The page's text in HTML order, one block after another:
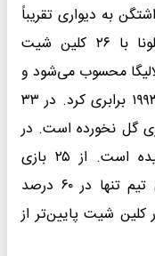
به دیواری تقریباً
نفوذناپذیر تبدیل شده بود. آن بارسلونا با ۲۶ کلین شیت
محسوب می‌شود و
با رکورد دپورتیوو لاکرونیا در فصل ۹۴-۱۹۹۳ برابری کرد. در ۳۳
فصل، تیم فلیک تنها در ۸ بازی گل نخورده است. در
این ۸ بازی، بارسلونا به پیروزی رسیده است. از ۲۵ بازی
باقی‌مانده که بارسلونا گل خورده، این تیم تنها در ۶۰ درصد
کلین شیت پایین‌تر از